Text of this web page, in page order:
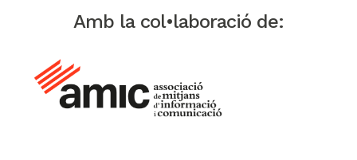
Amb la col•laboració de: